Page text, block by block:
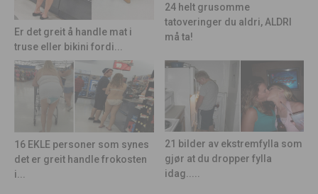
Er det greit å handle mat i
truse eller bikini fordi...
24 helt grusomme
tatoveringer du aldri, ALDRI
må ta!
16 EKLE personer som synes
det er greit handle frokosten
i...
21 bilder av ekstremfylla som
gjør at du dropper fylla
idag.....